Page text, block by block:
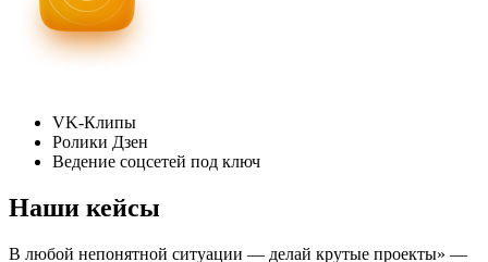
VK-Клипы
Ролики Дзен
Ведение соцсетей под ключ
Наши кейсы
В любой непонятной ситуации — делай крутые проекты» —